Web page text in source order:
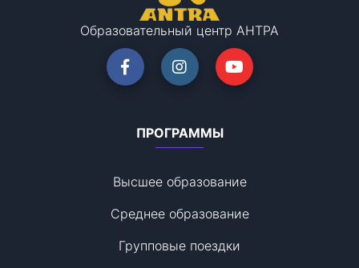
Образовательный центр АНТРА
ПРОГРАММЫ
Высшее образование
Среднее образование
Групповые поездки